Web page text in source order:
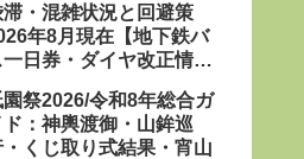
滞・混雑状況と回避策
年8月現在【地下鉄バ
一日券・ダイヤ改正情報
園祭2026/令和8年総合ガ
ド：神輿渡御・山鉾巡
・くじ取り式結果・宵山